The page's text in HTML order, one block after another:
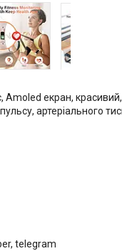
екран,
артеріального
telegram